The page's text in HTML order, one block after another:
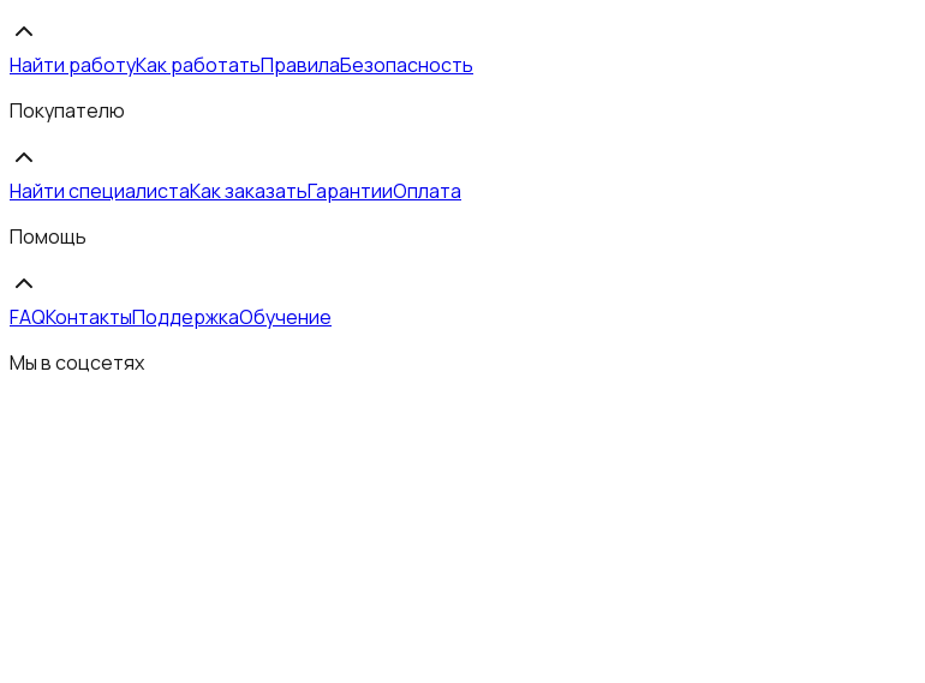
Найти работуКак работатьПравилаБезопасность
Покупателю
Найти специалистаКак заказатьГарантииОплата
Помощь
FAQКонтактыПоддержкаОбучение
Мы в соцсетях